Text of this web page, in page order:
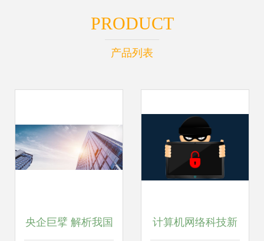
PRODUCT
产品列表
央企巨擘 解析我国 计算机网络科技新